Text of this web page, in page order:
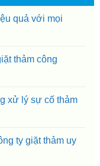
quả với mọi
thảm công
xử lý sự cố thảm
ty giặt thảm uy